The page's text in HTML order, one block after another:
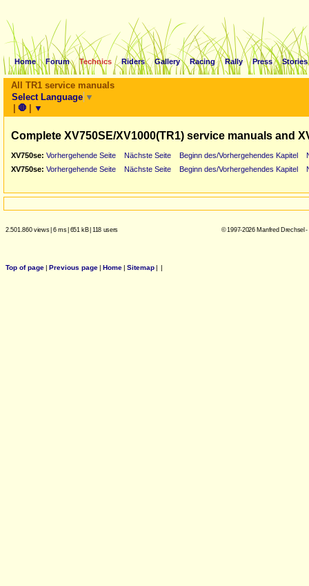
Home Forum Technics Riders Gallery Racing Rally Press Stories
All TR1 service manuals
Select Language ▼
| 🛑 | ▼
Complete XV750SE/XV1000(TR1) service manuals and
XV750se: Vorhergehende Seite Nächste Seite Beginn des/Vorhergehendes Kapitel
XV750se: Vorhergehende Seite Nächste Seite Beginn des/Vorhergehendes Kapitel
2.501.860 views| 6 ms| 651 kB| 118 users © 1997-2026 Manfred Drechsel
Top of page| Previous page| Home| Sitemap| |